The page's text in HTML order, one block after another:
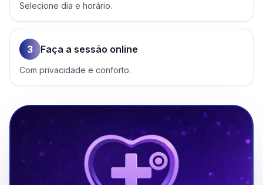
Selecione dia e horário.
3 Faça a sessão online
Com privacidade e conforto.